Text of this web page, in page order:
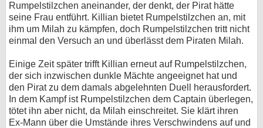
Rumpelstilzchen aneinander, der denkt, der Pirat hätte
seine Frau entführt. Killian bietet Rumpelstilzchen an, mit
ihm um Milah zu kämpfen, doch Rumpelstilzchen tritt nicht
einmal den Versuch an und überlässt dem Piraten Milah.
Einige Zeit später trifft Killian erneut auf Rumpelstilzchen,
der sich inzwischen dunkle Mächte angeeignet hat und
den Pirat zu dem damals abgelehnten Duell herausfordert.
In dem Kampf ist Rumpelstilzchen dem Captain überlegen,
tötet ihn aber nicht, da Milah einschreitet. Sie klärt ihren
Ex-Mann über die Umstände ihres Verschwindens auf und